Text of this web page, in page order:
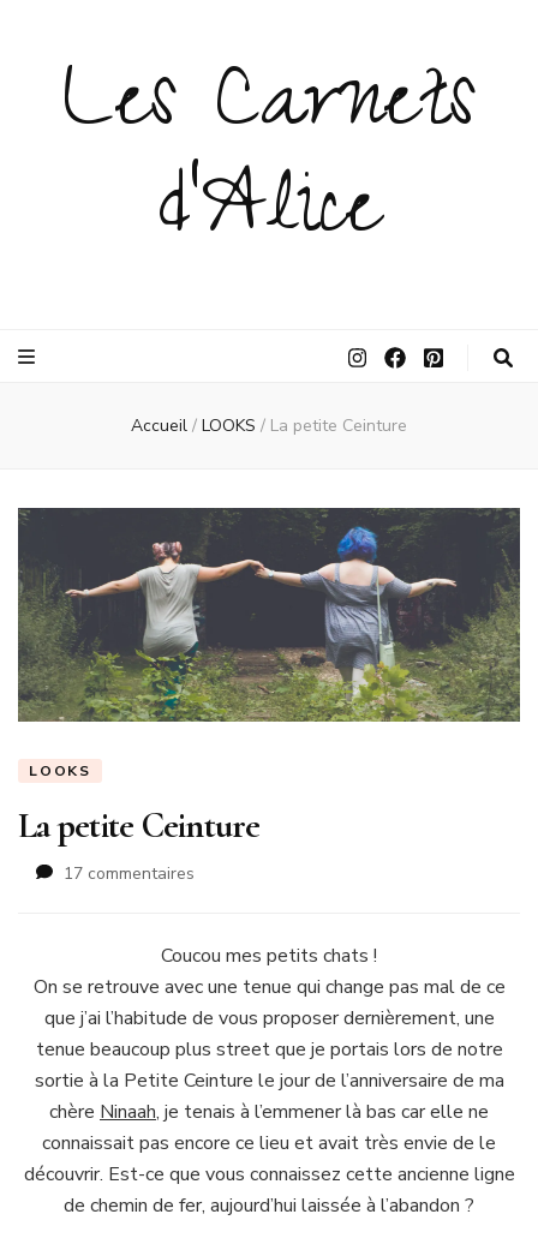
Les Carnets
d'Alice
Accueil / LOOKS / La petite Ceinture
LOOKS
La petite Ceinture
17 commentaires
Ceinture
Coucou mes petits chats !
On se retrouve avec une tenue qui change pas mal de ce
que j’ai l’habitude de vous proposer dernièrement, une
tenue beaucoup plus street que je portais lors de notre
sortie à la Petite Ceinture le jour de l’anniversaire de ma
chère Ninaah, je tenais à l’emmener là bas car elle ne
connaissait pas encore ce lieu et avait très envie de le
découvrir. Est-ce que vous connaissez cette ancienne ligne
de chemin de fer, aujourd’hui laissée à l’abandon ?